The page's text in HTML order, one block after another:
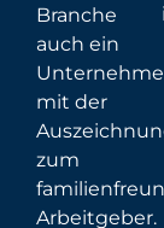
Branche
auch ein
mit der
zum
Arbeitgeber.